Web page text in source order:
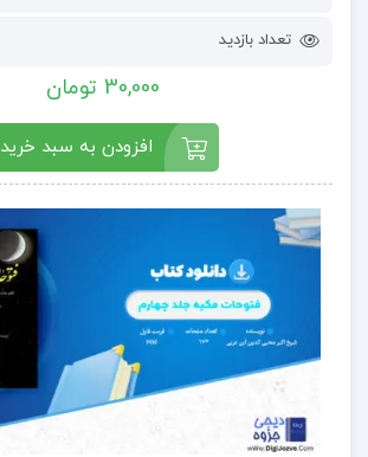
تعداد بازدید
30,000 تومان
افزودن به سبد خرید